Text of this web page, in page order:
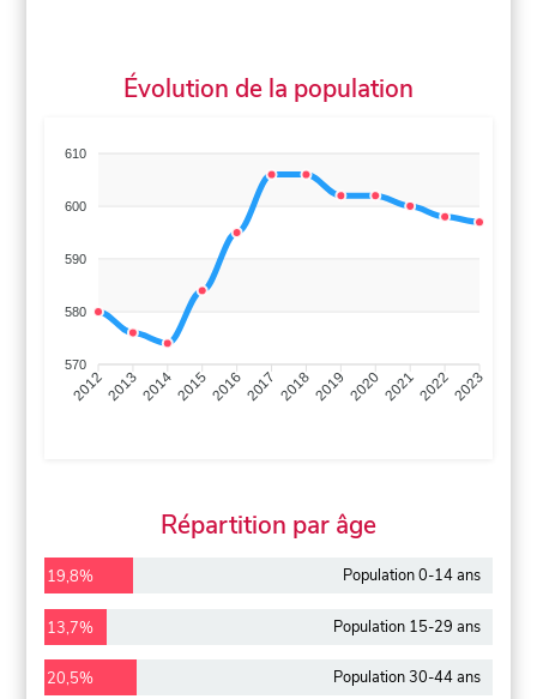
Évolution de la population
610
600
590
580
570
201220132014201520162017 20182019 2020202120222023
Répartition par âge
19,8% Population 0-14 ans
13,7% Population 15-29 ans
20,5% Population 30-44 ans